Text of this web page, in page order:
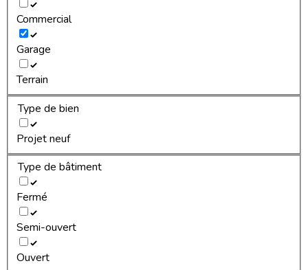
Commercial
Garage
Terrain
Type de bien
Projet neuf
Type de bâtiment
Fermé
Semi-ouvert
Ouvert